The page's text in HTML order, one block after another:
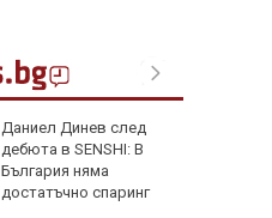
Даниел Динев след
дебюта в SENSHI: В
България няма
достатъчно спаринг